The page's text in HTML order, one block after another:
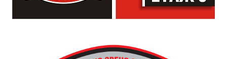
падащи звезди и желания.
транспорт до местността Градище. Електрическият